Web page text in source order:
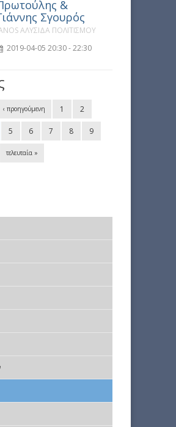
&
Σγουρός
ΑΛΥΣΙΔΑ ΠΟΛΙΤΙΣΜΟΥ
2019-04-05 20:30 - 22:30
‹ προηγούμενη 1 2
5 6 7 8 9
τελευταία »